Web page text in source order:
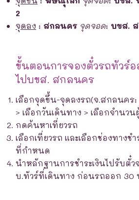
2
จุดลง : สกลนคร จุดจอด: บขส.
ขั้นตอนการจองตั๋วรถทัวร์
ไปบขส. สกลนคร
เลือกจุดขึ้น-จุดลงรถ(จ.สกลนคร
> เลือกวันเดินทาง > เลือกจำนวน
กดค้นหาเที่ยวรถ
เลือกเที่ยวรถ และเลือกช่องทางชำ
ที่กำหนด
นำหลักฐานการชำระเงินไปรับตั๋ว
บ.ทัวร์ที่เดินทาง ก่อนรถออก 30